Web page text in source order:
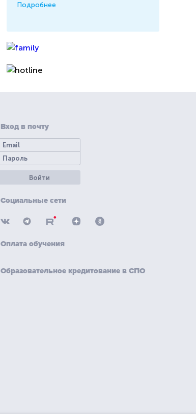
Подробнее
Вход в почту
Войти
Социальные сети
Оплата обучения
Образовательное кредитование в СПО